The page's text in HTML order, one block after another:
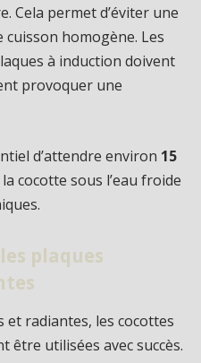
Cela permet d’éviter une
cuisson homogène. Les
à induction doivent
provoquer une
d’attendre environ 15
cocotte sous l’eau froide
plaques
et radiantes, les cocottes
être utilisées avec succès.